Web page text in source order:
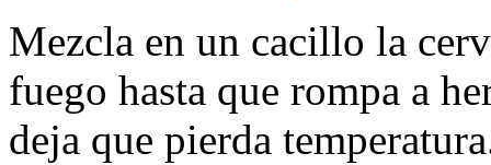
Mezcla en un cacillo la
fuego hasta que rompa a
deja que pierda